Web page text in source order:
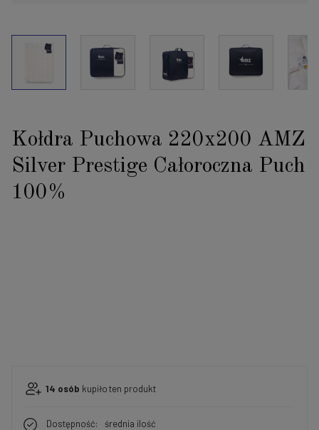
Kołdra Puchowa 220x200 AMZ
Silver Prestige Całoroczna Puch
100%
14 osób kupiłoten produkt
Dostępność:
średnia ilość